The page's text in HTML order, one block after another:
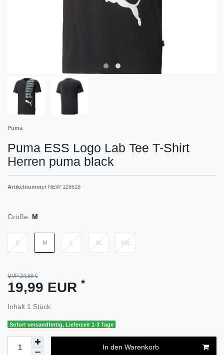
Puma
Puma ESS Logo Lab Tee T-Shirt
Herren puma black
Artikelnummer NEW-128618
Größe: M
UVP 24,99 €
19,99 EUR *
Inhalt 1 Stück
Sofort versandfertig, Lieferzeit 1-3 Tage
In den Warenkorb